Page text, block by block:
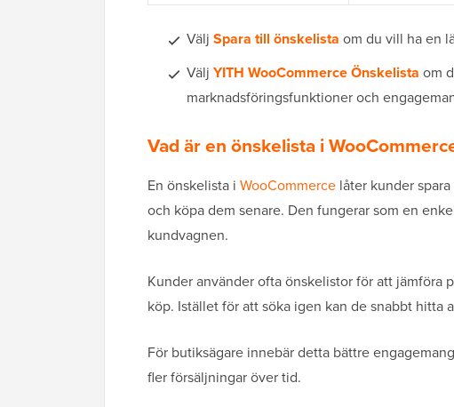
Välj Spara till önskelista om du vill ha en
Välj YITH WooCommerce Önskelista om
marknadsföringsfunktioner och
Vad är en önskelista i
En önskelista i WooCommerce låter kunder
och köpa dem senare. Den fungerar som en
kundvagnen.
Kunder använder ofta önskelistor för att jämföra
köp. Istället för att söka igen kan de snabbt hitta
För butiksägare innebär detta bättre
fler försäljningar över tid.